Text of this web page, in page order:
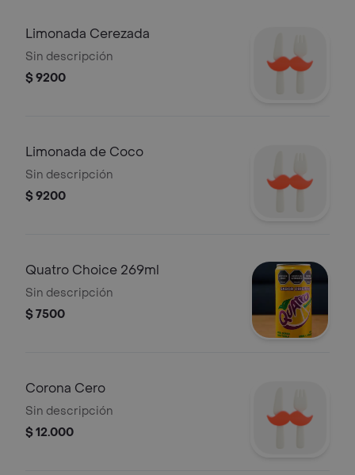
Limonada Cerezada
Sin descripción
$ 9200
Limonada de Coco
Sin descripción
$ 9200
Quatro Choice 269ml
Sin descripción
$ 7500
Corona Cero
Sin descripción
$ 12.000